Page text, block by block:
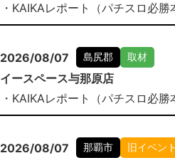
・KAIKAレポート（パチスロ必勝
2026/08/07 島尻郡 取材
イースペース与那原店
・KAIKAレポート（パチスロ必勝
2026/08/07 那覇市 旧イベン